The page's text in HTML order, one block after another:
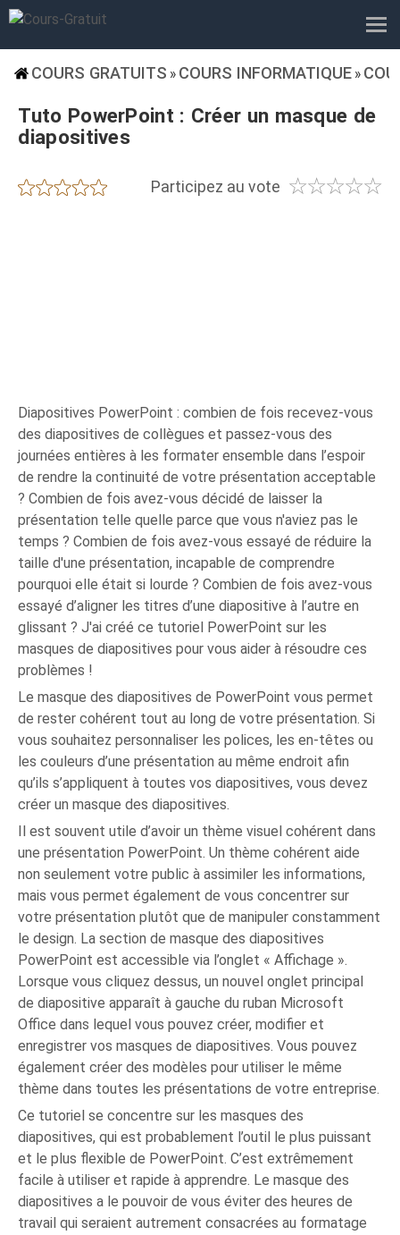
COURS GRATUITS » COURS INFORMATIQUE »
Tuto PowerPoint : Créer un masque de
diapositives
Participez au vote ☆☆☆☆☆
★★★★★
Diapositives PowerPoint : combien de fois recevez-vous
des diapositives de collègues et passez-vous des
journées entières à les formater ensemble dans l’espoir
de rendre la continuité de votre présentation acceptable
? Combien de fois avez-vous décidé de laisser la
présentation telle quelle parce que vous n'aviez pas le
temps ? Combien de fois avez-vous essayé de réduire la
taille d'une présentation, incapable de comprendre
pourquoi elle était si lourde ? Combien de fois avez-vous
essayé d’aligner les titres d’une diapositive à l’autre en
glissant ? J'ai créé ce tutoriel PowerPoint sur les
masques de diapositives pour vous aider à résoudre ces
problèmes !
Le masque des diapositives de PowerPoint vous permet
de rester cohérent tout au long de votre présentation. Si
vous souhaitez personnaliser les polices, les en-têtes ou
les couleurs d’une présentation au même endroit afin
qu’ils s’appliquent à toutes vos diapositives, vous devez
créer un masque des diapositives.
Il est souvent utile d’avoir un thème visuel cohérent dans
une présentation PowerPoint. Un thème cohérent aide
non seulement votre public à assimiler les informations,
mais vous permet également de vous concentrer sur
votre présentation plutôt que de manipuler constamment
le design. La section de masque des diapositives
PowerPoint est accessible via l’onglet « Affichage ».
Lorsque vous cliquez dessus, un nouvel onglet principal
de diapositive apparaît à gauche du ruban Microsoft
Office dans lequel vous pouvez créer, modifier et
enregistrer vos masques de diapositives. Vous pouvez
également créer des modèles pour utiliser le même
thème dans toutes les présentations de votre entreprise.
Ce tutoriel se concentre sur les masques des
diapositives, qui est probablement l’outil le plus puissant
et le plus flexible de PowerPoint. C’est extrêmement
facile à utiliser et rapide à apprendre. Le masque des
diapositives a le pouvoir de vous éviter des heures de
travail qui seraient autrement consacrées au formatage